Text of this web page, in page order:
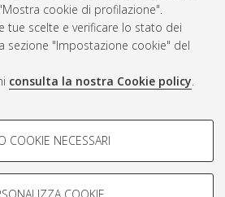
cookie di profilazione".
tue scelte e verificare lo stato dei
sezione "Impostazione cookie" del
consulta la nostra Cookie policy.
-
per analizzare le caratteristiche della
profili in base al loro comportamento
COOKIE NECESSARI
sito